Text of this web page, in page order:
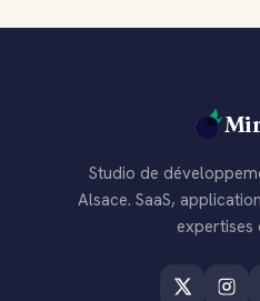
Studio de
Alsace. SaaS,
expertises